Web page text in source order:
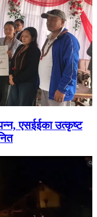
एसईईका उत्कृष्ट